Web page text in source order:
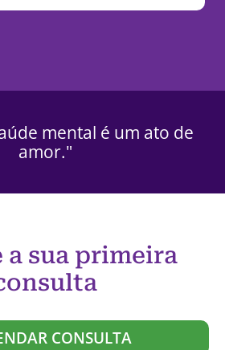
mental é um ato de
amor."
a sua primeira
CONSULTA